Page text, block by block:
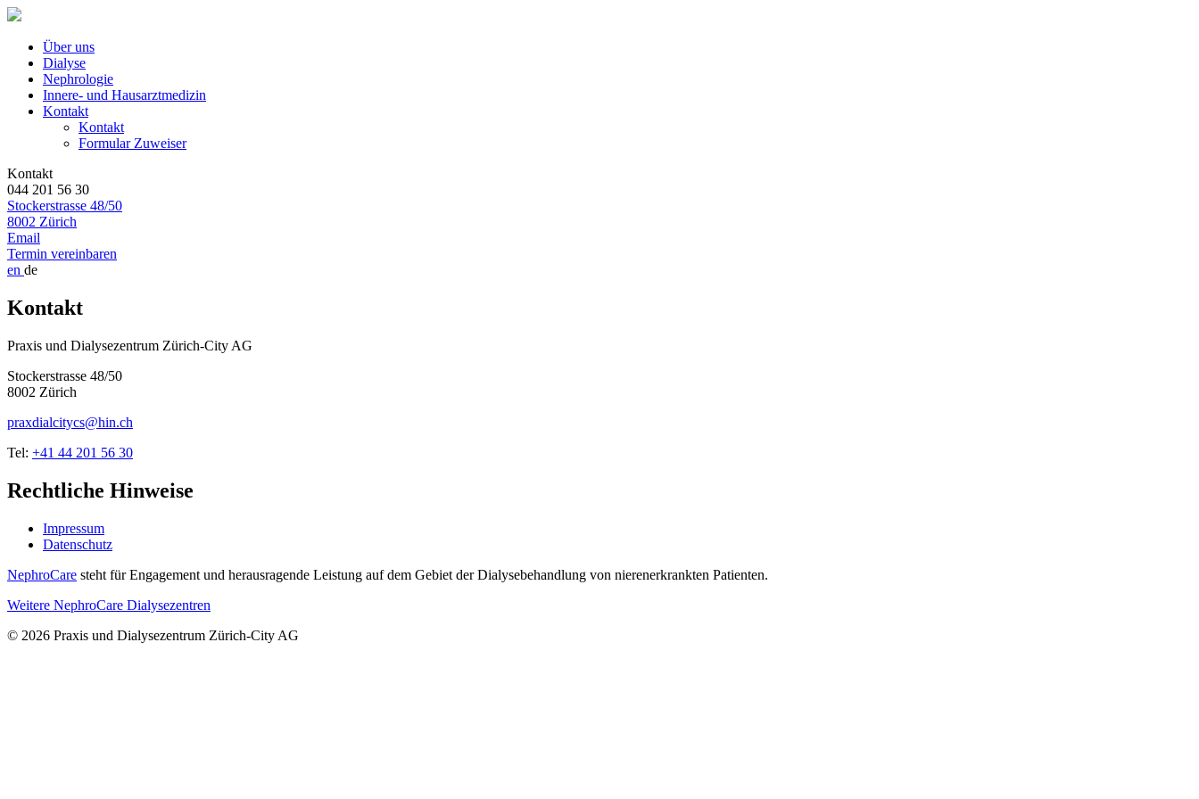
Über uns
Dialyse
Nephrologie
Innere- und Hausarztmedizin
Kontakt
Kontakt
Formular Zuweiser
Kontakt
044 201 56 30
Stockerstrasse 48/50
8002 Zürich
Email
Termin vereinbaren
en de
Kontakt
Praxis und Dialysezentrum Zürich-City AG
Stockerstrasse 48/50
8002 Zürich
praxdialcitycs@hin.ch
Tel: +41 44 201 56 30
Rechtliche Hinweise
Impressum
Datenschutz
NephroCare steht für Engagement und herausragende Leistung auf dem Gebiet der Dialysebehandlung von nierenerkrankten Patienten.
Weitere NephroCare Dialysezentren
© 2026 Praxis und Dialysezentrum Zürich-City AG